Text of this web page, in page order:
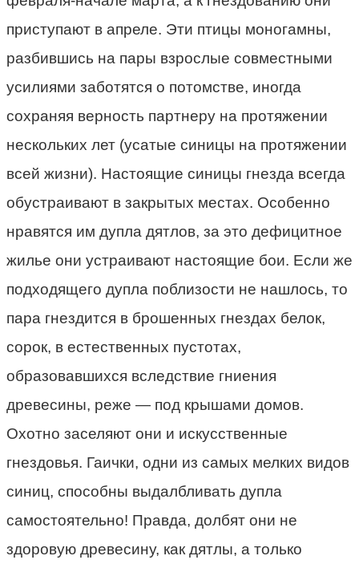
приступают в апреле. Эти птицы моногамны,
разбившись на пары взрослые совместными
усилиями заботятся о потомстве, иногда
сохраняя верность партнеру на протяжении
нескольких лет (усатые синицы на протяжении
всей жизни). Настоящие синицы гнезда всегда
обустраивают в закрытых местах. Особенно
нравятся им дупла дятлов, за это дефицитное
жилье они устраивают настоящие бои. Если же
подходящего дупла поблизости не нашлось, то
пара гнездится в брошенных гнездах белок,
сорок, в естественных пустотах,
образовавшихся вследствие гниения
древесины, реже — под крышами домов.
Охотно заселяют они и искусственные
гнездовья. Гаички, одни из самых мелких видов
синиц, способны выдалбливать дупла
самостоятельно! Правда, долбят они не
здоровую древесину, как дятлы, а только